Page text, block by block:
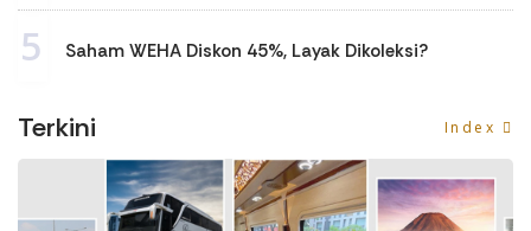
5 Saham WEHA Diskon 45%, Layak Dikoleksi?
Terkini Index